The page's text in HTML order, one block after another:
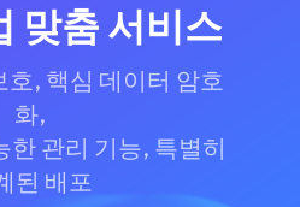
맞춤 서비스
, 핵심 데이터 암호
화,
한 관리 기능, 특별히
된 배포